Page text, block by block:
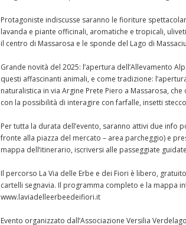
Protagoniste indiscusse saranno le fioriture
lavanda e piante officinali, aromatiche e tropicali,
il centro di Massarosa e le sponde del Lago di
Grande novità del 2025: l’apertura dell’Allevamento
questi affascinanti animali, e come tradizione:
naturalistica in via Argine Prete Piero a Massarosa,
con la possibilità di interagire con farfalle, insetti
Per tutta la durata dell’evento, saranno attivi due info
fronte alla piazza del mercato – area parcheggio) e
mappa dell’itinerario, iscriversi alle passeggiate
Il percorso La Via delle Erbe e dei Fiori è libero,
cartelli segnavia. Il programma completo e la mappa
www.laviadelleerbeedeifiori.it
Evento organizzato dall’Associazione Versilia Verdelago